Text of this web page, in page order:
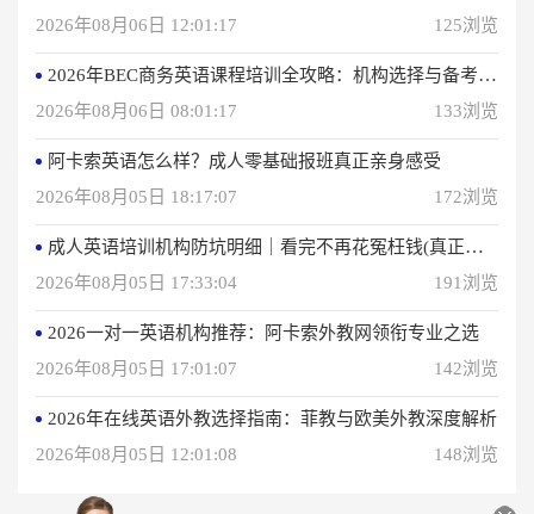
2026年08月06日 12:01:17
125浏览
2026年BEC商务英语课程培训全攻略：机构选择与备考指南
2026年08月06日 08:01:17
133浏览
阿卡索英语怎么样？成人零基础报班真正亲身感受
2026年08月05日 18:17:07
172浏览
成人英语培训机构防坑明细｜看完不再花冤枉钱(真正的用户反馈)
2026年08月05日 17:33:04
191浏览
2026一对一英语机构推荐：阿卡索外教网领衔专业之选
2026年08月05日 17:01:07
142浏览
2026年在线英语外教选择指南：菲教与欧美外教深度解析
2026年08月05日 12:01:08
148浏览